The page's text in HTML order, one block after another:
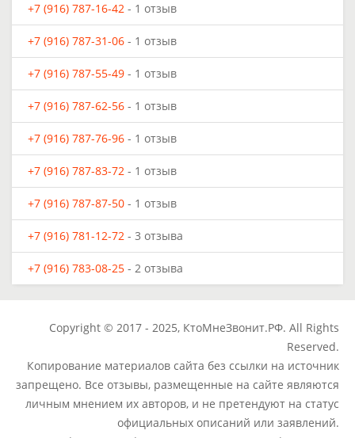
+7 (916) 787-16-42 - 1 отзыв
+7 (916) 787-31-06 - 1 отзыв
+7 (916) 787-55-49 - 1 отзыв
+7 (916) 787-62-56 - 1 отзыв
+7 (916) 787-76-96 - 1 отзыв
+7 (916) 787-83-72 - 1 отзыв
+7 (916) 787-87-50 - 1 отзыв
+7 (916) 781-12-72 - 3 отзыва
+7 (916) 783-08-25 - 2 отзыва
Copyright © 2017 - 2025, КтоМнеЗвонит.РФ. All Rights
Reserved.
Копирование материалов сайта без ссылки на источник
запрещено. Все отзывы, размещенные на сайте являются
личным мнением их авторов, и не претендуют на статус
официальных описаний или заявлений.